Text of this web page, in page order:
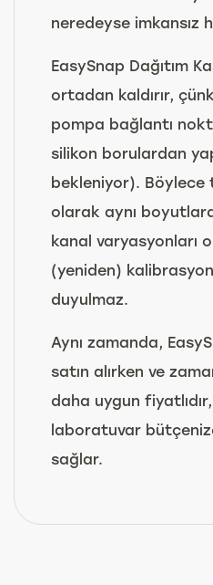
neredeyse imkansız
EasySnap Dağıtım
ortadan kaldırır,
pompa bağlantı
silikon borulardan
bekleniyor).
olarak aynı
kanal varyasyonları
(yeniden)
duyulmaz.
Aynı zamanda,
satın alırken ve
daha uygun
laboratuvar
sağlar.